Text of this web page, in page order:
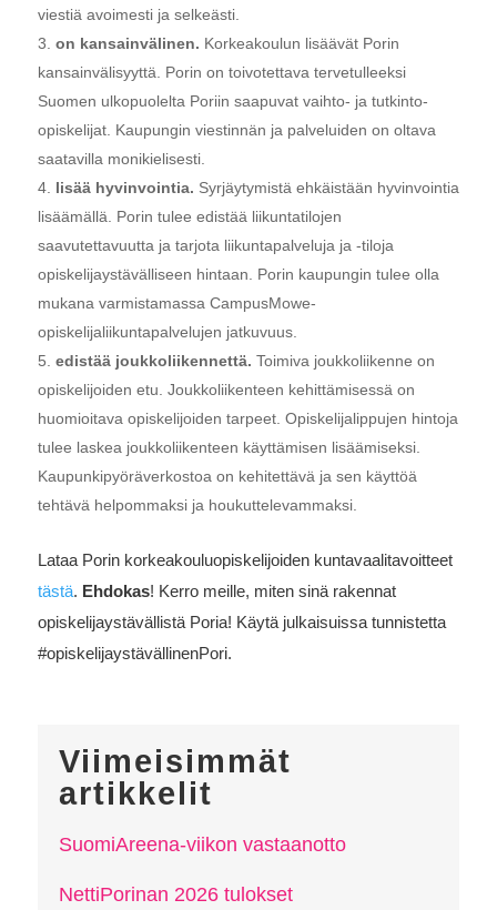
viestiä avoimesti ja selkeästi.
on kansainvälinen. Korkeakoulun lisäävät Porin
kansainvälisyyttä. Porin on toivotettava tervetulleeksi
Suomen ulkopuolelta Poriin saapuvat vaihto- ja tutkinto-
opiskelijat. Kaupungin viestinnän ja palveluiden on oltava
saatavilla monikielisesti.
lisää hyvinvointia. Syrjäytymistä ehkäistään hyvinvointia
lisäämällä. Porin tulee edistää liikuntatilojen
saavutettavuutta ja tarjota liikuntapalveluja ja -tiloja
opiskelijaystävälliseen hintaan. Porin kaupungin tulee olla
mukana varmistamassa CampusMowe-
opiskelijaliikuntapalvelujen jatkuvuus.
edistää joukkoliikennettä. Toimiva joukkoliikenne on
opiskelijoiden etu. Joukkoliikenteen kehittämisessä on
huomioitava opiskelijoiden tarpeet. Opiskelijalippujen hintoja
tulee laskea joukkoliikenteen käyttämisen lisäämiseksi.
Kaupunkipyöräverkostoa on kehitettävä ja sen käyttöä
tehtävä helpommaksi ja houkuttelevammaksi.
Lataa Porin korkeakouluopiskelijoiden kuntavaalitavoitteet
tästä. Ehdokas! Kerro meille, miten sinä rakennat
opiskelijaystävällistä Poria! Käytä julkaisuissa tunnistetta
#opiskelijaystävällinenPori.
Viimeisimmät
artikkelit
SuomiAreena-viikon vastaanotto
NettiPorinan 2026 tulokset